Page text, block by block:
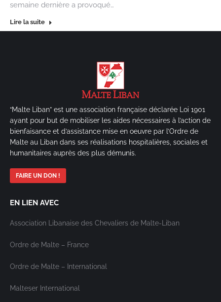
semaine dernière a provoqué…
Lire la suite
“Malte Liban” est une association française déclarée Loi 1901
ayant pour but de mobiliser les aides nécessaires à l’action de
bienfaisance et d’assistance mise en oeuvre par l’Ordre de
Malte au Liban dans ses réalisations hospitalières, sociales et
humanitaires auprès des plus démunis.
FAIRE UN DON !
EN LIEN AVEC
Association Libanaise des Chevaliers de Malte-Liban
Ordre de Malte – France
Ordre de Malte – International
Malteser International